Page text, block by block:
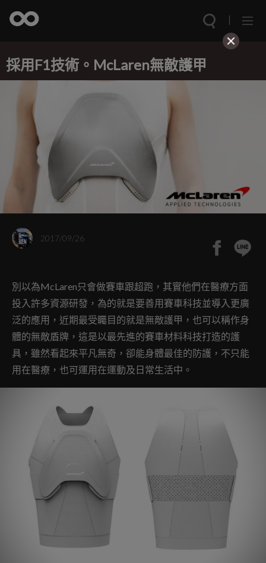
採用F1技術。McLaren無敵護甲
2017/09/26
別以為McLaren只會做賽車跟超跑，其實他們在醫療方面
投入許多資源研發，為的就是要善用賽車科技並導入更廣
泛的應用，近期最受矚目的就是無敵護甲，也可以稱作身
體的無敵盾牌，這是以最先進的賽車材料科技打造的護
具，雖然看起來平凡無奇，卻能身體最佳的防護，不只能
用在醫療，也可運用在運動及日常生活中。